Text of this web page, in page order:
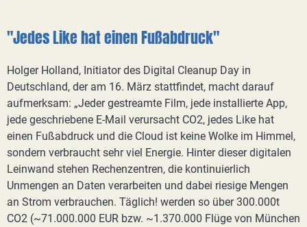
"Jedes Like hat einen Fußabdruck"
Holger Holland, Initiator des Digital Cleanup Day in
Deutschland, der am 16. März stattfindet, macht darauf
aufmerksam: „Jeder gestreamte Film, jede installierte App,
jede geschriebene E-Mail verursacht CO2, jedes Like hat
einen Fußabdruck und die Cloud ist keine Wolke im Himmel,
sondern verbraucht sehr viel Energie. Hinter dieser digitalen
Leinwand stehen Rechenzentren, die kontinuierlich
Unmengen an Daten verarbeiten und dabei riesige Mengen
an Strom verbrauchen. Täglich! werden so über 300.000t
CO2 (~71.000.000 EUR bzw. ~1.370.000 Flüge von München